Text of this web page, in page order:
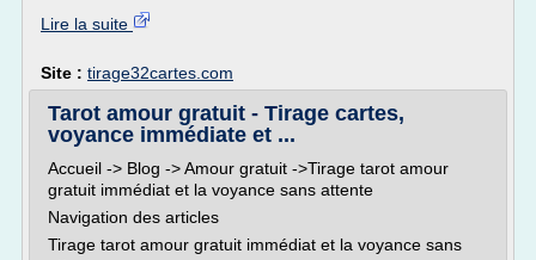
Lire la suite
Site : tirage32cartes.com
Tarot amour gratuit - Tirage cartes,
voyance immédiate et ...
Accueil -> Blog -> Amour gratuit ->Tirage tarot amour
gratuit immédiat et la voyance sans attente
Navigation des articles
Tirage tarot amour gratuit immédiat et la voyance sans